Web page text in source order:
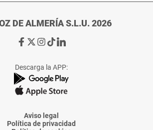
DE ALMERÍA S.L.U. 2026
Ir
de
La
Voz
Almería
Ir
de
La
Voz
Almería
Ir
de
La
Voz
Almería
Ir
de
La
Voz
Almería
Ir
de
La
Voz
Descarga la APP:
Aviso legal
Política de privacidad